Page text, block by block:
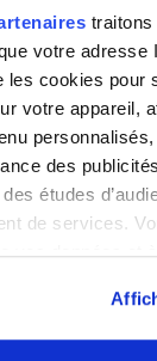
traitons
votre adresse
les cookies pour
votre appareil,
des
études
de services.
vos données et
la Déclaration
de
de compléter
à la
Moteur de